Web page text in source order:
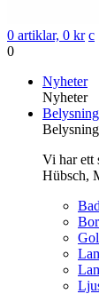
0 artiklar, 0 kr c
0
innehåll
Nyheter
Nyheter
Belysning
Belysning
Vi har ett
Hübsch,